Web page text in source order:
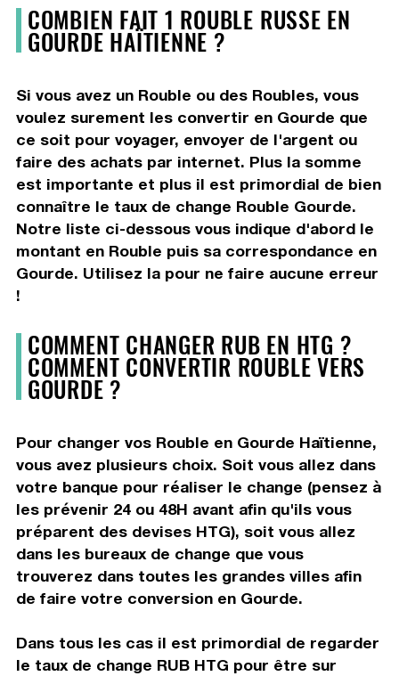
COMBIEN FAIT 1 ROUBLE RUSSE EN
GOURDE HAÏTIENNE ?
Si vous avez un Rouble ou des Roubles, vous
voulez surement les convertir en Gourde que
ce soit pour voyager, envoyer de l'argent ou
faire des achats par internet. Plus la somme
est importante et plus il est primordial de bien
connaître le taux de change Rouble Gourde.
Notre liste ci-dessous vous indique d'abord le
montant en Rouble puis sa correspondance en
Gourde. Utilisez la pour ne faire aucune erreur
!
COMMENT CHANGER RUB EN HTG ?
COMMENT CONVERTIR ROUBLE VERS
GOURDE ?
Pour changer vos Rouble en Gourde Haïtienne,
vous avez plusieurs choix. Soit vous allez dans
votre banque pour réaliser le change (pensez à
les prévenir 24 ou 48H avant afin qu'ils vous
préparent des devises HTG), soit vous allez
dans les bureaux de change que vous
trouverez dans toutes les grandes villes afin
de faire votre conversion en Gourde.
Dans tous les cas il est primordial de regarder
le taux de change RUB HTG pour être sur